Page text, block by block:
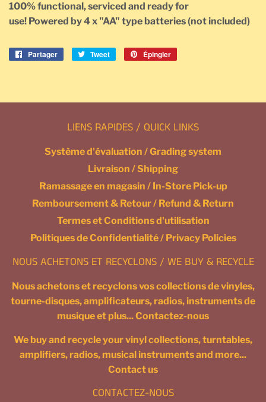
100% functional, serviced and ready for
use! Powered by 4 x "AA" type batteries (not included)
Partager
PartagerTweet
Tweeter
Épingler
LIENS RAPIDES / QUICK LINKS
Système d'évaluation / Grading system
Livraison / Shipping
Ramassage en magasin / In-Store Pick-up
Remboursement & Retour / Refund & Return
Termes et Conditions d'utilisation
Politiques de Confidentialité / Privacy Policies
NOUS ACHETONS ET RECYCLONS / WE BUY & RECYCLE
Nous achetons et recyclons vos collections de vinyles,
tourne-disques, amplificateurs, radios, instruments de
musique et plus... Contactez-nous
We buy and recycle your vinyl collections, turntables,
amplifiers, radios, musical instruments and more...
Contact us
CONTACTEZ-NOUS